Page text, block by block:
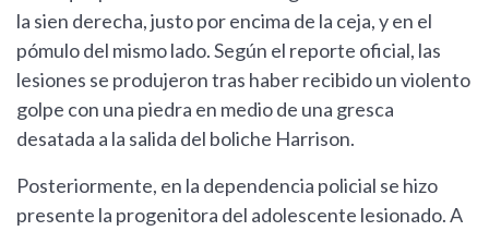
la sien derecha, justo por encima de la ceja, y en el
pómulo del mismo lado. Según el reporte oficial, las
lesiones se produjeron tras haber recibido un violento
golpe con una piedra en medio de una gresca
desatada a la salida del boliche Harrison.
Posteriormente, en la dependencia policial se hizo
presente la progenitora del adolescente lesionado. A